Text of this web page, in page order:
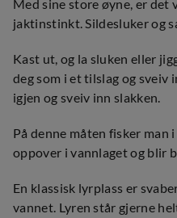
Med sine store øyne, er det
jaktinstinkt. Sildesluker og
Kast ut, og la sluken eller
deg som i et tilslag og sveiv
igjen og sveiv inn slakken.
På denne måten fisker
oppover i vannlaget og blir
En klassisk lyrplass er
vannet. Lyren står gjerne